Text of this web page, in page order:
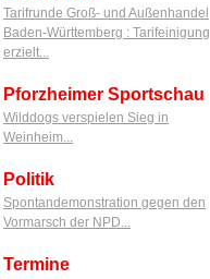
Tarifrunde Groß- und Außenhandel
Baden-Württemberg : Tarifeinigung
erzielt...
Pforzheimer Sportschau
Wilddogs verspielen Sieg in
Weinheim...
Politik
Spontandemonstration gegen den
Vormarsch der NPD...
Termine